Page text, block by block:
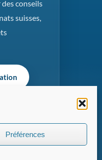
Préférences
conseils
suisses,